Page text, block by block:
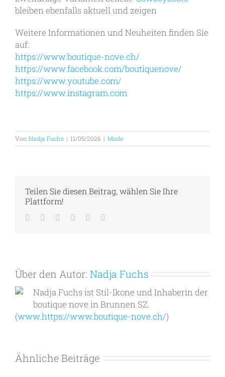
bleiben ebenfalls aktuell und zeigen
Weitere Informationen und Neuheiten finden Sie
auf:
https://www.boutique-nove.ch/
https://www.facebook.com/boutiquenove/
https://www.youtube.com/
https://www.instagram.com
Von Nadja Fuchs | 11/05/2026 | Mode
Teilen Sie diesen Beitrag, wählen Sie Ihre
Plattform!
Facebook
TwitterLinkedIn
TumblrPinterest
Über den Autor: Nadja Fuchs
Nadja Fuchs ist Stil-Ikone und Inhaberin der
boutique nove in Brunnen SZ.
(www.https://www.boutique-nove.ch/)
Ähnliche Beiträge